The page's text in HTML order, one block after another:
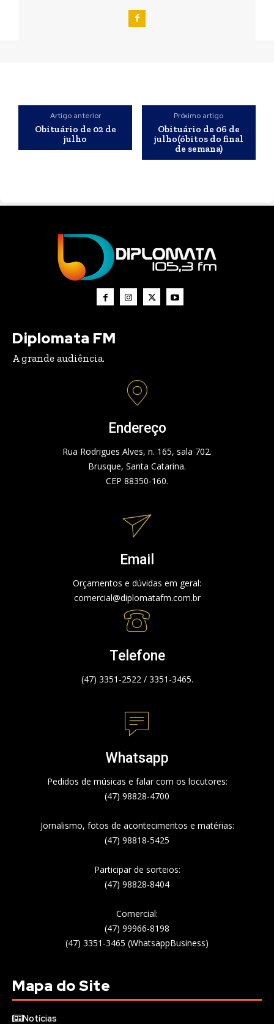
Artigo anterior
Obituário de 02 de
julho
Próximo artigo
Obituário de 06 de
julho(óbitos do final
de semana)
Diplomata FM
A grande audiência.
Endereço
Rua Rodrigues Alves, n. 165, sala 702.
Brusque, Santa Catarina.
CEP 88350-160.
Email
Orçamentos e dúvidas em geral:
comercial@diplomatafm.com.br
Telefone
(47) 3351-2522 / 3351-3465.
Whatsapp
Pedidos de músicas e falar com os locutores:
(47) 98828-4700
Jornalismo, fotos de acontecimentos e matérias:
(47) 98818-5425
Participar de sorteios:
(47) 98828-8404
Comercial:
(47) 99966-8198
(47) 3351-3465 (WhatsappBusiness)
Mapa do Site
Notícias